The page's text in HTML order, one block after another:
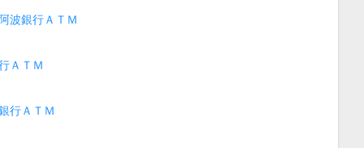
波銀行ＡＴＭ
ＡＴＭ
行ＡＴＭ